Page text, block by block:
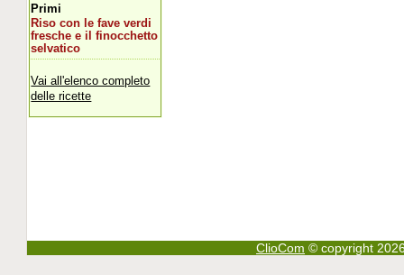
Primi
Riso con le fave verdi
fresche e il finocchetto
selvatico
Vai all'elenco completo
delle ricette
ClioCom © copyright